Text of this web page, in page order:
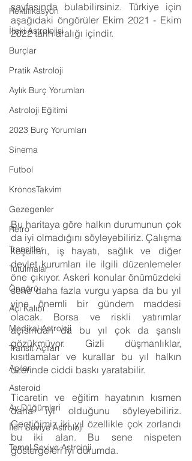
Rektifikasyon
İlişki Astrolojisi
Burçlar
Pratik Astroloji
Aylık Burç Yorumları
Astroloji Eğitimi
2023 Burç Yorumları
Sinema
Futbol
KronosTakvim
Gezegenler
Retro
Transitler
Tutulmalar
Öngörü
Açı Kalıbı
Medikal Astroloji
Transit Açıları
Açılar
Asteroid
Ay Düğümleri
İleri Seviye Astroloji
Temel Seviye Astroloji
sayfasında bulabilirsiniz. Türkiye için
aşağıdaki öngörüler Ekim 2021 - Ekim
2022 tarih aralığı içindir.
Bu haritaya göre halkın durumunun çok
da iyi olmadığını söyleyebiliriz. Çalışma
koşulları, iş hayatı, sağlık ve diğer
devlet kurumları ile ilgili düzenlemeler
öne çıkıyor. Askeri konular önümüzdeki
sene daha fazla vurgu yapsa da bu yıl
yine önemli bir gündem maddesi
olacak. Borsa ve riskli yatırımlar
açısından da bu yıl çok da şanslı
gözükmüyor. Gizli düşmanlıklar,
kısıtlamalar ve kurallar bu yıl halkın
üzerinde ciddi baskı yaratabilir.
Ticaretin ve eğitim hayatının kısmen
daha iyi olduğunu söyleyebiliriz.
Geçtiğimiz iki yıl özellikle çok zorlandı
bu iki alan. Bu sene nispeten
göstergeleri iyi durumda.